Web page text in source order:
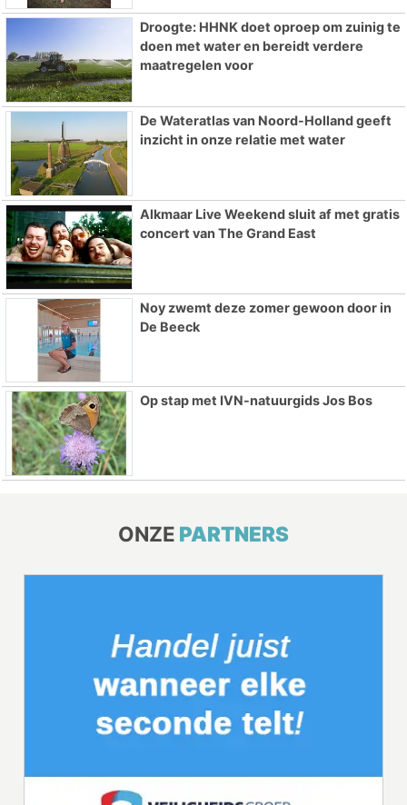
Droogte: HHNK doet oproep om zuinig te
doen met water en bereidt verdere
maatregelen voor
De Wateratlas van Noord-Holland geeft
inzicht in onze relatie met water
Alkmaar Live Weekend sluit af met gratis
concert van The Grand East
Noy zwemt deze zomer gewoon door in
De Beeck
Op stap met IVN-natuurgids Jos Bos
ONZE PARTNERS